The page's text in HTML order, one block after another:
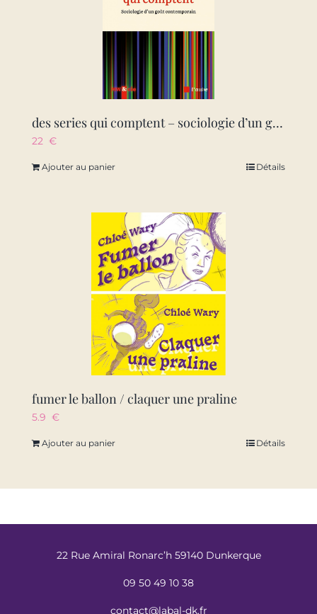
des series qui comptent – sociologie d’un gout contemporain
22 €
Ajouter au panier Détails
fumer le ballon / claquer une praline
5.9 €
Ajouter au panier Détails
22 Rue Amiral Ronarc’h 59140 Dunkerque
09 50 49 10 38
contact@labal-dk.fr